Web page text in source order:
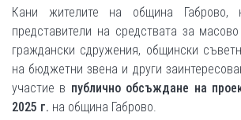
Кани жителите на община Габрово,
представители на средствата за
граждански сдружения, общински
на бюджетни звена и други
участие в публично обсъждане на
2025 г. на община Габрово.